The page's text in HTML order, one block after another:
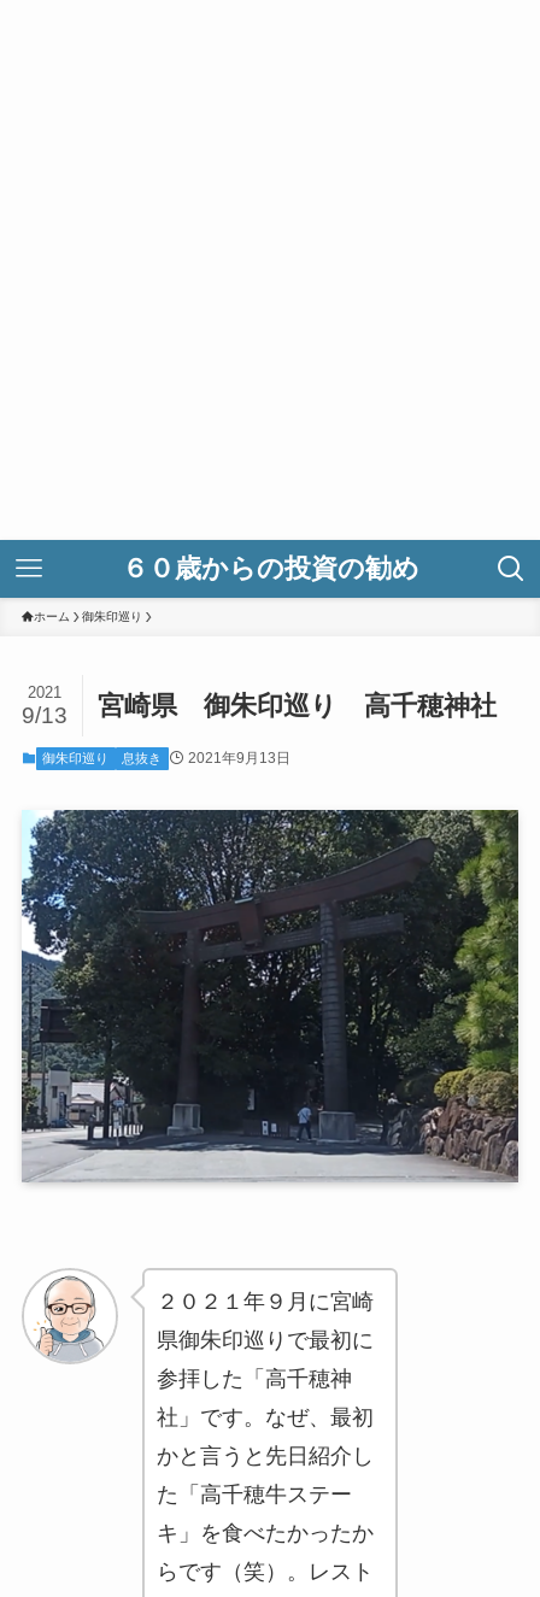
６０歳からの投資の勧め
ホーム 御朱印巡り
宮崎県 御朱印巡り 高千穂神社
2021
9/13
御朱印巡り 息抜き 2021年9月13日
２０２１年９月に宮崎
県御朱印巡りで最初に
参拝した「高千穂神
社」です。なぜ、最初
かと言うと先日紹介し
た「高千穂牛ステー
キ」を食べたかったか
らです（笑）。レスト